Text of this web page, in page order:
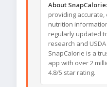
About SnapCalorie:
providing
nutrition
regularly updated
research and
SnapCalorie is a
app with over 2
4.8/5 star rating.